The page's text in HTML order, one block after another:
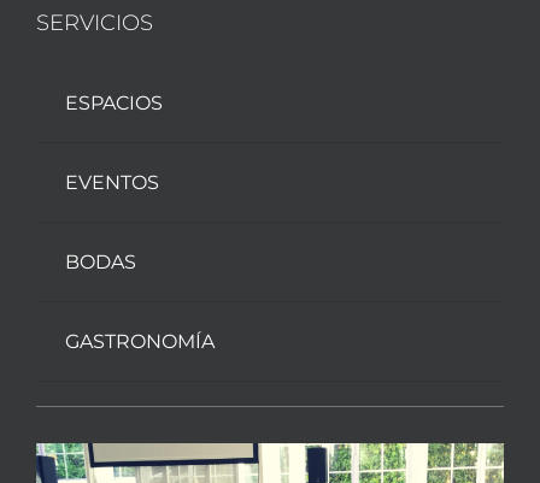
SERVICIOS
ESPACIOS
EVENTOS
BODAS
GASTRONOMÍA